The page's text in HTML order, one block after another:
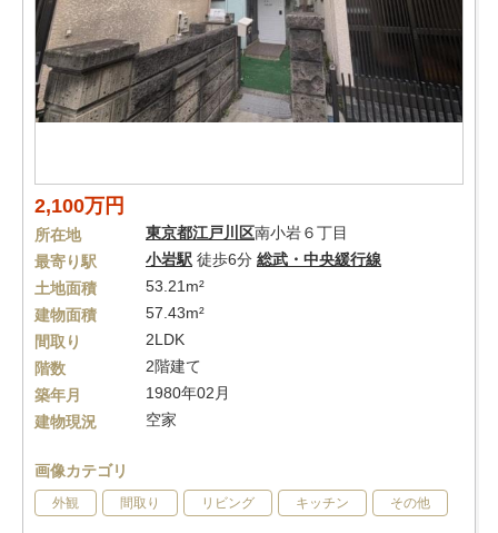
2,100万円
所在地 東京都江戸川区南小岩６丁目
最寄り駅
小岩駅 徒歩6分 総武・中央緩行線
土地面積
53.21m²
建物面積
57.43m²
間取り
2LDK
階数
2階建て
築年月
1980年02月
建物現況
空家
画像カテゴリ
外観 間取り リビング キッチン その他